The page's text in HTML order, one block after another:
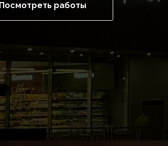
Посмотреть работы